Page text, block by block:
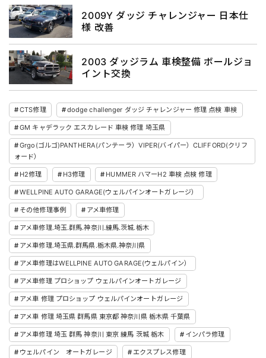
2009Y ダッジ チャレンジャー 日本仕
様 改善
2003 ダッジラム 車検整備 ボールジョ
イント交換
CTS修理 dodge challenger ダッジ チャレンジャー 修理 点検 車検
GM キャデラック エスカレード 車検 修理 埼玉県
Grgo(ゴルゴ)PANTHERA(パンテーラ）VIPER(バイパー）CLIFFORD(クリフ
ォード）
H2修理 H3修理 HUMMER ハマーH2 車検 点検 修理
WELLPINE AUTO GARAGE(ウェルパインオートガレージ）
その他修理事例 アメ車修理
アメ車修理.埼玉.群馬.神奈川.練馬.茨城.栃木
アメ車修理.埼玉県.群馬県.栃木県.神奈川県
アメ車修理はWELLPINE AUTO GARAGE(ウェルパイン）
アメ車修理 プロショップ ウェルパインオートガレージ
アメ車 修理 プロショップ ウェルパインオートガレージ
アメ車 修理 埼玉県 群馬県 東京都 神奈川県 栃木県 千葉県
アメ車修理 埼玉 群馬 神奈川 東京 練馬 茨城 栃木 インパラ修理
ウェルパイン オートガレージ エクスプレス修理